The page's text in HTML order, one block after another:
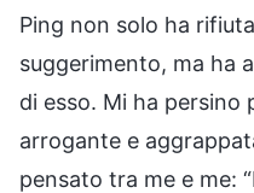
Ping non solo ha
suggerimento, ma ha
di esso. Mi ha persino
arrogante e
pensato tra me e me: